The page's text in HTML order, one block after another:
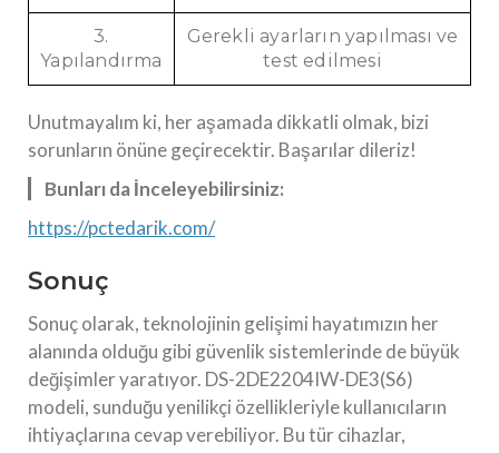
3.
Yapılandırma
Gerekli ayarların yapılması ve
test edilmesi
Unutmayalım ki, her aşamada dikkatli olmak, bizi
sorunların önüne geçirecektir. Başarılar dileriz!
Bunları da İnceleyebilirsiniz:
https://pctedarik.com/
Sonuç
Sonuç olarak, teknolojinin gelişimi hayatımızın her
alanında olduğu gibi güvenlik sistemlerinde de büyük
değişimler yaratıyor. DS-2DE2204IW-DE3(S6)
modeli, sunduğu yenilikçi özellikleriyle kullanıcıların
ihtiyaçlarına cevap verebiliyor. Bu tür cihazlar,